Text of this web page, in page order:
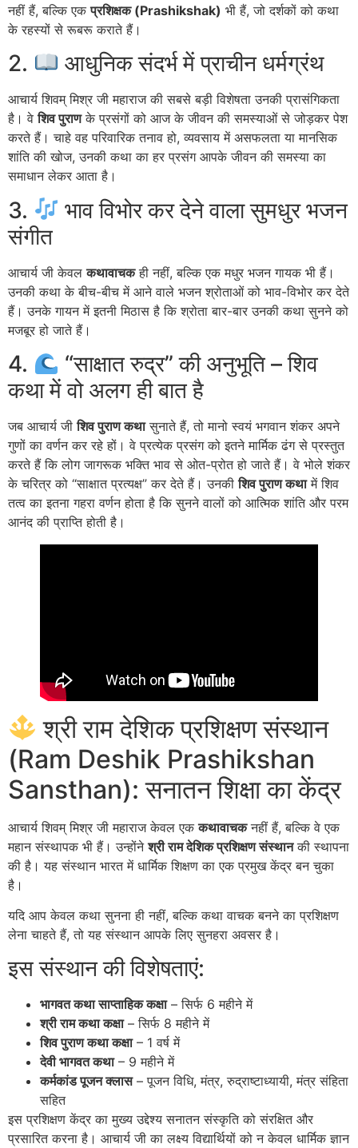
नहीं हैं, बल्कि एकप्रशिक्षक (Prashikshak) भी हैं, जो दर्शकों को कथा
के रहस्यों से रूबरू कराते हैं।
2. आधुनिक संदर्भ में प्राचीन धर्मग्रंथ
आचार्य शिवम् मिश्र जी महाराज की सबसे बड़ी विशेषता उनकी प्रासंगिकता
है। वेशिव पुराणके प्रसंगों को आज के जीवन की समस्याओं से जोड़कर पेश
करते हैं। चाहे वह परिवारिक तनाव हो, व्यवसाय में असफलता या मानसिक
शांति की खोज, उनकी कथा का हर प्रसंग आपके जीवन की समस्या का
समाधान लेकर आता है।
3.
भाव विभोर कर देने वाला सुमधुर भजन
संगीत
आचार्य जी केवलकथावाचकही नहीं, बल्कि एक मधुर भजन गायक भी हैं।
उनकी कथा के बीच-बीच में आने वाले भजन श्रोताओं को भाव-विभोर कर देते
हैं। उनके गायन में इतनी मिठास है कि श्रोता बार-बार उनकी कथा सुनने को
मजबूर हो जाते हैं।
4.
“साक्षात रुद्र” की अनुभूति – शिव
कथा में वो अलग ही बात है
जब आचार्य जीशिव पुराण कथासुनाते हैं, तो मानो स्वयं भगवान शंकर अपने
गुणों का वर्णन कर रहे हों। वे प्रत्येक प्रसंग को इतने मार्मिक ढंग से प्रस्तुत
करते हैं कि लोग जागरूक भक्ति भाव से ओत-प्रोत हो जाते हैं। वे भोले शंकर
के चरित्र को “साक्षात प्रत्यक्ष” कर देते हैं। उनकीशिव पुराण कथामें शिव
तत्व का इतना गहरा वर्णन होता है कि सुनने वालों को आत्मिक शांति और परम
आनंद की प्राप्ति होती है।
श्री राम देशिक प्रशिक्षण संस्थान
(Ram Deshik Prashikshan
Sansthan): सनातन शिक्षा का केंद्र
आचार्य शिवम् मिश्र जी महाराज केवल एककथावाचकनहीं हैं, बल्कि वे एक
महान संस्थापक भी हैं। उन्होंनेश्री राम देशिक प्रशिक्षण संस्थानकी स्थापना
की है। यह संस्थान भारत में धार्मिक शिक्षण का एक प्रमुख केंद्र बन चुका
है।
यदि आप केवल कथा सुनना ही नहीं, बल्कि कथा वाचक बनने का प्रशिक्षण
लेना चाहते हैं, तो यह संस्थान आपके लिए सुनहरा अवसर है।
इस संस्थान की विशेषताएं:
भागवत कथा साप्ताहिक कक्षा– सिर्फ 6 महीने में
श्री राम कथा कक्षा– सिर्फ 8 महीने में
शिव पुराण कथा कक्षा– 1 वर्ष में
देवी भागवत कथा– 9 महीने में
कर्मकांड पूजन क्लास– पूजन विधि, मंत्र, रुद्राष्टाध्यायी, मंत्र संहिता
सहित
इस प्रशिक्षण केंद्र का मुख्य उद्देश्य सनातन संस्कृति को संरक्षित और
प्रसारित करना है। आचार्य जी का लक्ष्य विद्यार्थियों को न केवल धार्मिक ज्ञान